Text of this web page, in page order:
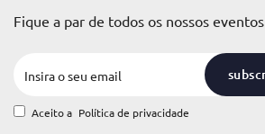
Fique a par de todos os nossos
Aceito a Política de privacidade